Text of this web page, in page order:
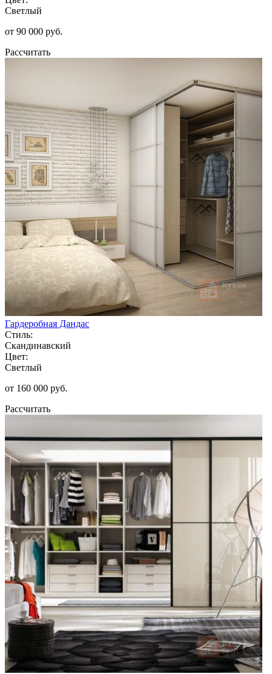
Светлый
от 90 000 руб.
Рассчитать
Гардеробная Дандас
Стиль:
Скандинавский
Цвет:
Светлый
от 160 000 руб.
Рассчитать